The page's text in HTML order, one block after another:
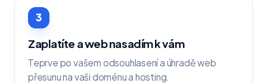
3
Zaplatíte a web nasadím k vám
Teprve po vašem odsouhlasení a úhradě web
přesunu na vaši doménu a hosting.